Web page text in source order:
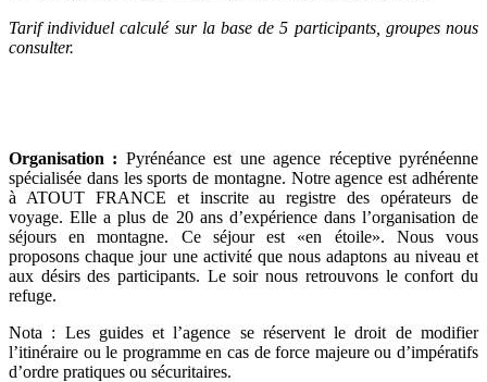
Tarif individuel calculé sur la base de 5 participants, groupes nous
consulter.
Organisation : Pyrénéance est une agence réceptive pyrénéenne
spécialisée dans les sports de montagne. Notre agence est adhérente
à ATOUT FRANCE et inscrite au registre des opérateurs de
voyage. Elle a plus de 20 ans d’expérience dans l’organisation de
séjours en montagne. Ce séjour est «en étoile». Nous vous
proposons chaque jour une activité que nous adaptons au niveau et
aux désirs des participants. Le soir nous retrouvons le confort du
refuge.
Nota : Les guides et l’agence se réservent le droit de modifier
l’itinéraire ou le programme en cas de force majeure ou d’impératifs
d’ordre pratiques ou sécuritaires.